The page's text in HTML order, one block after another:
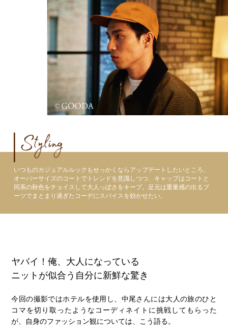
いつものカジュアルルックもせっかくならアップデートしたいところ。
オーバーサイズのコートでトレンドを意識しつつ、キャップはコートと
同系の秋色をチョイスして大人っぽさをキープ。足元は重量感の出るブ
ーツでまとまり過ぎたコーデにスパイスを効かせたい。
ヤバイ！俺、大人になっている
ニットが似合う自分に新鮮な驚き
今回の撮影ではホテルを使用し、中尾さんには大人の旅のひと
コマを切り取ったようなコーディネイトに挑戦してもらった
が、自身のファッション観については、こう語る。